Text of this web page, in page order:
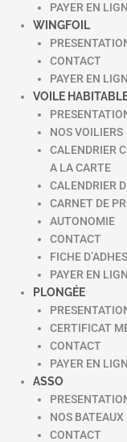
PAYER EN
WINGFOIL
CONTACT
PAYER EN
VOILE
NOS VOILIERS
CALENDRIER
A LA CARTE
CALENDRIER
CARNET DE
AUTONOMIE
CONTACT
FICHE
PAYER EN
PLONGÉE
CERTIFICAT
CONTACT
PAYER EN
ASSO
NOS BATEAUX
CONTACT